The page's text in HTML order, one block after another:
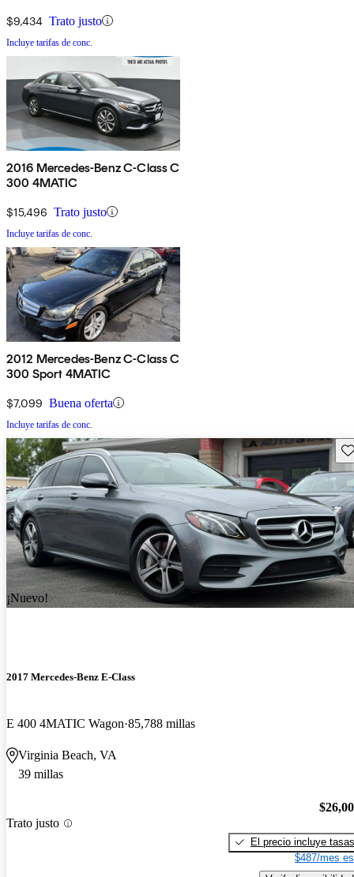
$9,434 Trato justo
Incluye tarifas de conc.
2016 Mercedes-Benz C-Class C
300 4MATIC
$15,496 Trato justo
Incluye tarifas de conc.
2012 Mercedes-Benz C-Class C
300 Sport 4MATIC
$7,099 Buena oferta
Incluye tarifas de conc.
¡Nuevo!
2017 Mercedes-Benz E-Class
E 400 4MATIC Wagon 85,788 millas
Virginia Beach, VA
39 millas
Trato justo
El precio incluye tasas
$487/mes